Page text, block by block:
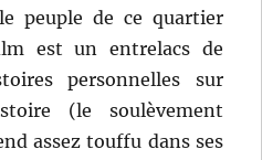
peuple de ce quartier
est un entrelacs de
personnelles sur
(le soulèvement
assez touffu dans ses